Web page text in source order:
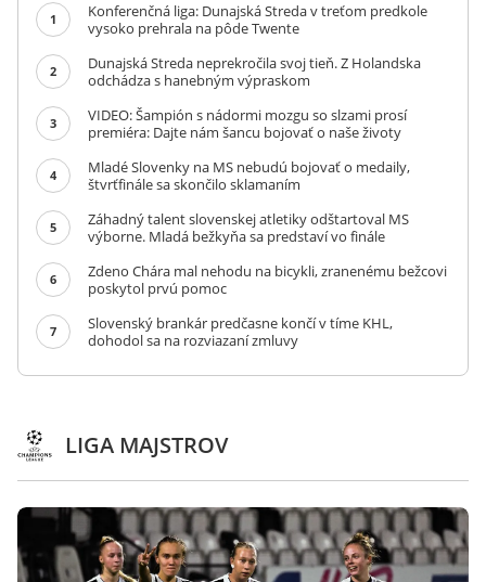
1
Konferenčná liga: Dunajská Streda v treťom predkole
vysoko prehrala na pôde Twente
2
Dunajská Streda neprekročila svoj tieň. Z Holandska
odchádza s hanebným výpraskom
3
VIDEO: Šampión s nádormi mozgu so slzami prosí
premiéra: Dajte nám šancu bojovať o naše životy
4
Mladé Slovenky na MS nebudú bojovať o medaily,
štvrťfinále sa skončilo sklamaním
5
Záhadný talent slovenskej atletiky odštartoval MS
výborne. Mladá bežkyňa sa predstaví vo finále
6
Zdeno Chára mal nehodu na bicykli, zranenému bežcovi
poskytol prvú pomoc
7
Slovenský brankár predčasne končí v tíme KHL,
dohodol sa na rozviazaní zmluvy
LIGA MAJSTROV